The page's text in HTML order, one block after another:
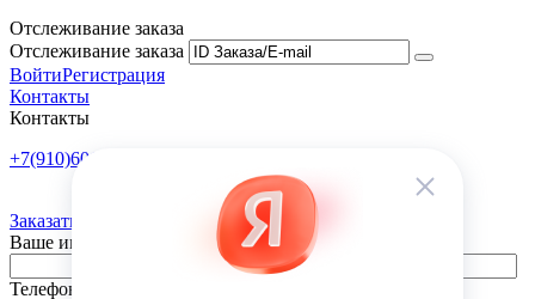
Отслеживание заказа
Отслеживание заказа
ВойтиРегистрация
Контакты
Контакты
+7(910)601-10-10
Заказать обратный звонок
Ваше имя
Телефон